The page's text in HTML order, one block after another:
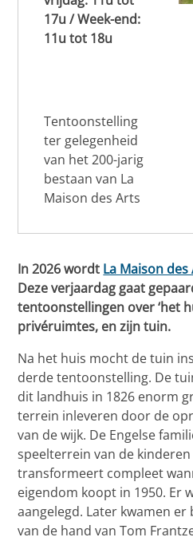
17u / Week-end:
11u tot 18u
Tentoonstelling
ter gelegenheid
van het 200-jarig
bestaan van La
Maison des Arts
In 2026 wordt La Maison
Deze verjaardag gaat
tentoonstellingen over ‘het
privéruimtes, en zijn tuin.
Na het huis mocht de tuin
derde tentoonstelling. De
dit landhuis in 1826 enorm
terrein inleveren door de
van de wijk. De Engelse
speelterrein van de
transformeert compleet
eigendom koopt in 1950. Er
aangelegd. Later kwamen
van de hand van Tom